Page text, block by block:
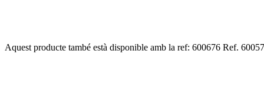
Aquest producte també està disponible amb la ref: 600676 Ref.